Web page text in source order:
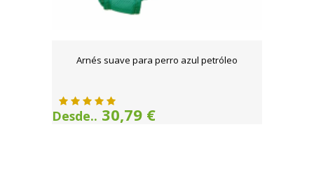
Arnés suave para perro azul petróleo
Desde.. 30,79 €